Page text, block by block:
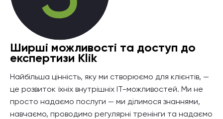
Ширші можливості та доступ до
експертизи Klik
Найбільша цінність, яку ми створюємо для клієнтів, —
це розвиток їхніх внутрішніх ІТ-можливостей. Ми не
просто надаємо послуги — ми ділимося знаннями,
навчаємо, проводимо регулярні тренінги та надаємо